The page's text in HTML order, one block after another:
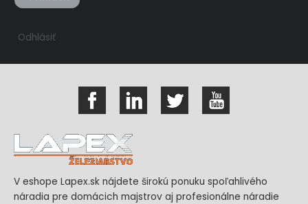
Odhlásiť
V eshope Lapex.sk nájdete širokú ponuku spoľahlivého
náradia pre domácich majstrov aj profesionálne náradie